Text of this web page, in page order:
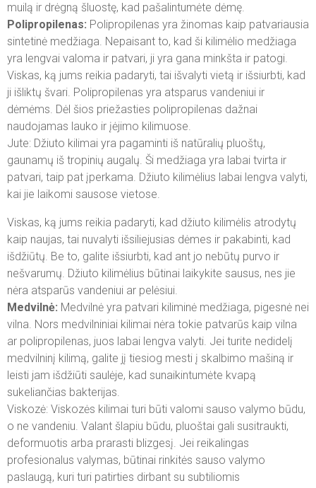
muilą ir drėgną šluostę, kad pašalintumėte dėmę.
Polipropilenas: Polipropilenas yra žinomas kaip patvariausia
sintetinė medžiaga. Nepaisant to, kad ši kilimėlio medžiaga
yra lengvai valoma ir patvari, ji yra gana minkšta ir patogi.
Viskas, ką jums reikia padaryti, tai išvalyti vietą ir išsiurbti, kad
ji išliktų švari. Polipropilenas yra atsparus vandeniui ir
dėmėms. Dėl šios priežasties polipropilenas dažnai
naudojamas lauko ir įėjimo kilimuose.
Jute: Džiuto kilimai yra pagaminti iš natūralių pluoštų,
gaunamų iš tropinių augalų. Ši medžiaga yra labai tvirta ir
patvari, taip pat įperkama. Džiuto kilimėlius labai lengva valyti,
kai jie laikomi sausose vietose.
Viskas, ką jums reikia padaryti, kad džiuto kilimėlis atrodytų
kaip naujas, tai nuvalyti išsiliejusias dėmes ir pakabinti, kad
išdžiūtų. Be to, galite išsiurbti, kad ant jo nebūtų purvo ir
nešvarumų. Džiuto kilimėlius būtinai laikykite sausus, nes jie
nėra atsparūs vandeniui ar pelėsiui.
Medvilnė: Medvilnė yra patvari kiliminė medžiaga, pigesnė nei
vilna. Nors medvilniniai kilimai nėra tokie patvarūs kaip vilna
ar polipropilenas, juos labai lengva valyti. Jei turite nedidelį
medvilninį kilimą, galite jį tiesiog mesti į skalbimo mašiną ir
leisti jam išdžiūti saulėje, kad sunaikintumėte kvapą
sukeliančias bakterijas.
Viskozė: Viskozės kilimai turi būti valomi sauso valymo būdu,
o ne vandeniu. Valant šlapiu būdu, pluoštai gali susitraukti,
deformuotis arba prarasti blizgesį. Jei reikalingas
profesionalus valymas, būtinai rinkitės sauso valymo
paslaugą, kuri turi patirties dirbant su subtiliomis